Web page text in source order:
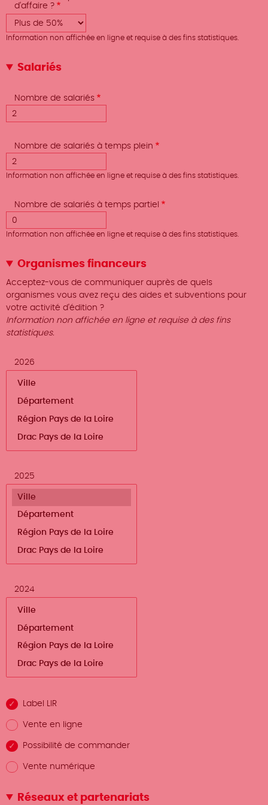
d'affaire ?
Information non affichée en ligne et requise à des fins statistiques.
Salariés
Nombre de salariés
Nombre de salariés à temps plein
Information non affichée en ligne et requise à des fins statistiques.
Nombre de salariés à temps partiel
Information non affichée en ligne et requise à des fins statistiques.
Organismes financeurs
Acceptez-vous de communiquer auprès de quels
organismes vous avez reçu des aides et subventions pour
votre activité d'édition ?
Information non affichée en ligne et requise à des fins
statistiques.
2026
2025
2024
Label LIR
Vente en ligne
Possibilité de commander
Vente numérique
Réseaux et partenariats